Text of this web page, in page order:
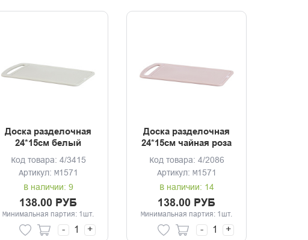
Доска разделочная
24*15см белый
ротанг
Код товара: 4/3415
Артикул: М1571
В наличии: 9
138.00 РУБ
Минимальная партия: 1шт.
- +
Доска разделочная
24*15см чайная роза
Код товара: 4/2086
Артикул: М1571
В наличии: 14
138.00 РУБ
Минимальная партия: 1шт.
- +